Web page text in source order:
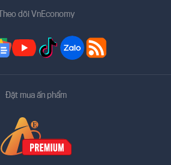
Theo dõi VnEconomy
Đặt mua ấn phẩm